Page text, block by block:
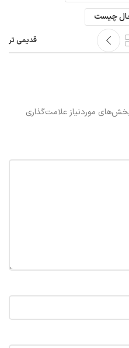
چیست
قدیمی تر
موردنیاز علامت‌گذاری